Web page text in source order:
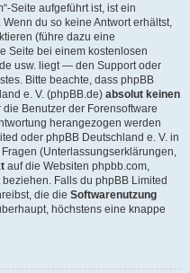
Seite aufgeführt ist, ist ein
du so keine Antwort erhältst,
(führe dazu eine
Seite bei einem kostenlosen
usw. liegt — den Support oder
Bitte beachte, dass phpBB
e. V. (phpBB.de) absolut keinen
Benutzer der Forensoftware
herangezogen werden
oder phpBB Deutschland e. V. in
(Unterlassungserklärungen,
auf die Websiten phpbb.com,
Falls du phpBB Limited
die die Softwarenutzung
höchstens eine knappe